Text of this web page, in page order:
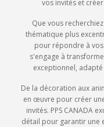
vos invités et
Que vous
thématique plus
pour répondre à
s'engage à
exceptionnel,
De la décoration aux
en œuvre pour créer
invités. PPS CANADA
détail pour garantir une